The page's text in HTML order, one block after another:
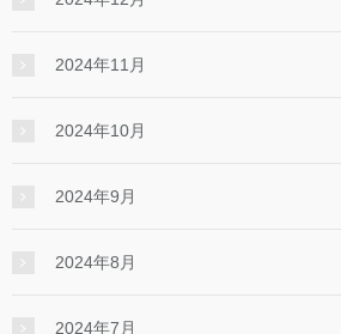
2024年11月
2024年10月
2024年9月
2024年8月
2024年7月